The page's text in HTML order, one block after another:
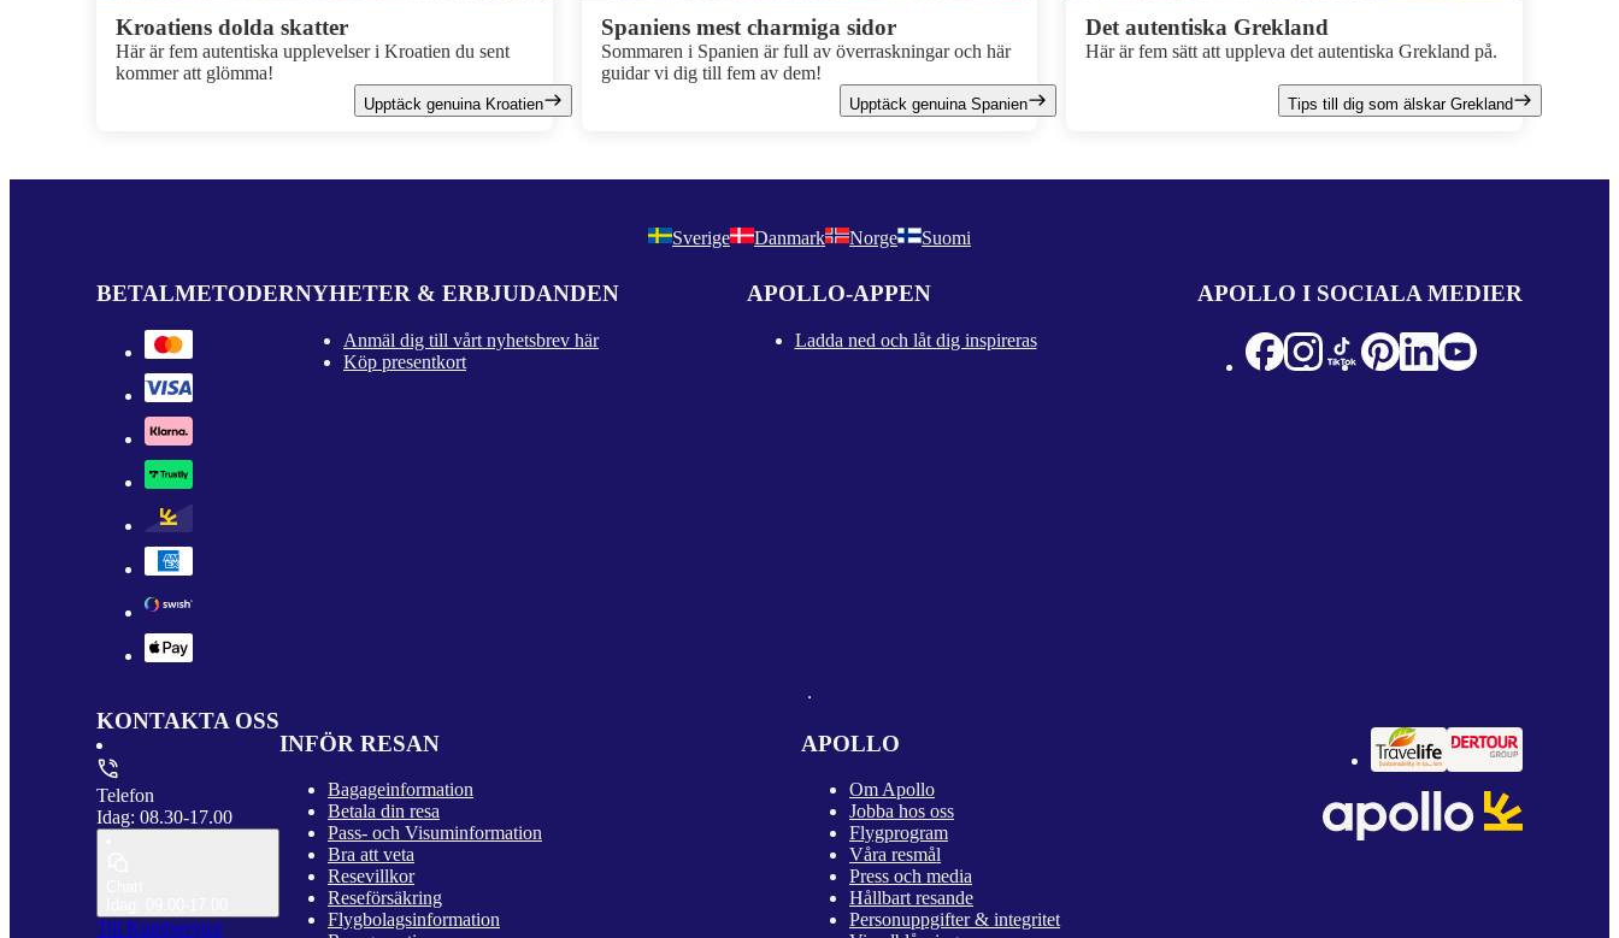
Kroatiens dolda skatter
Här är fem autentiska upplevelser i Kroatien du sent
kommer att glömma!
Upptäck genuina Kroatien
Spaniens mest charmiga sidor
Sommaren i Spanien är full av överraskningar och här
guidar vi dig till fem av dem!
Upptäck genuina Spanien
Det autentiska Grekland
Här är fem sätt att uppleva det autentiska Grekland på.
Tips till dig som älskar Grekland
Sverige Danmark Norge Suomi
BETALMETODERNYHETER & ERBJUDANDEN
Anmäl dig till vårt nyhetsbrev här
Köp presentkort
APOLLO-APPEN
Ladda ned och låt dig inspireras
APOLLO I SOCIALA MEDIER
KONTAKTA OSS
Telefon
Idag: 08.30-17.00
Till Kundservice
INFÖR RESAN
Bagageinformation
Betala din resa
Pass- och Visuminformation
Bra att veta
Resevillkor
Reseförsäkring
Flygbolagsinformation
APOLLO
Om Apollo
Jobba hos oss
Flygprogram
Våra resmål
Press och media
Hållbart resande
Personuppgifter & integritet